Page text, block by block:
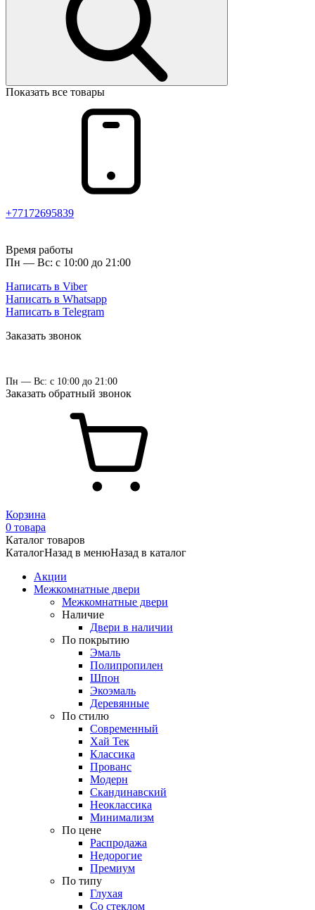
Показать все товары
+77172695839
Время работы
Пн — Вс: с 10:00 до 21:00
Написать в Viber
Написать в Whatsapp
Написать в Telegram
Заказать звонок
Пн — Вс: с 10:00 до 21:00
Заказать обратный звонок
Корзина
0 товара
Каталог товаров
КаталогНазад в менюНазад в каталог
Акции
Межкомнатные двери
Межкомнатные двери
Наличие
Двери в наличии
По покрытию
Эмаль
Полипропилен
Шпон
Экоэмаль
Деревянные
По стилю
Современный
Хай Тек
Классика
Прованс
Модерн
Скандинавский
Неоклассика
Минимализм
По цене
Распродажа
Недорогие
Премиум
По типу
Глухая
Со стеклом